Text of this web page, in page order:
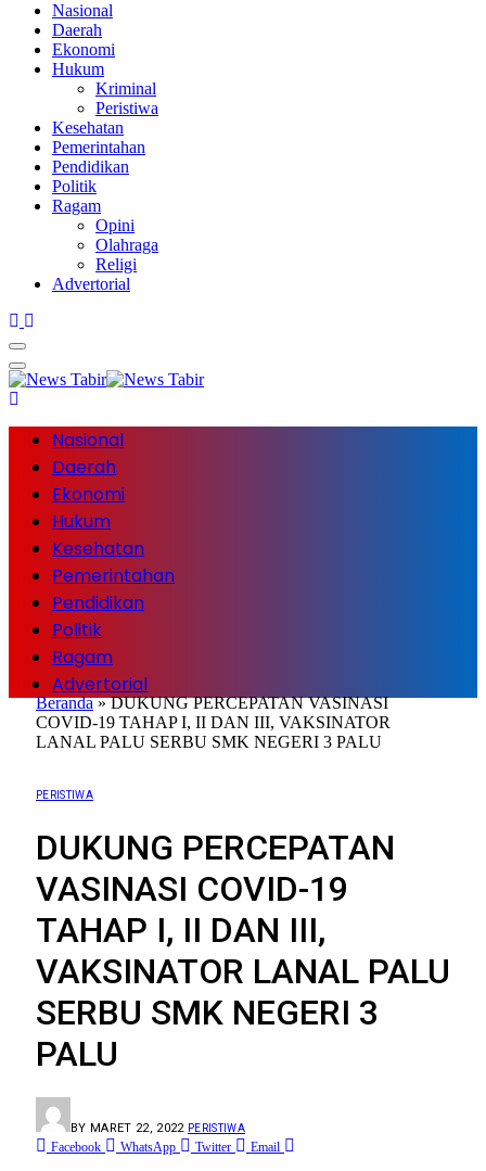
Nasional
Daerah
Ekonomi
Hukum
Kriminal
Peristiwa
Kesehatan
Pemerintahan
Pendidikan
Politik
Ragam
Opini
Olahraga
Religi
Advertorial
Nasional
Daerah
Ekonomi
Hukum
Kesehatan
Pemerintahan
Pendidikan
Politik
Ragam
Advertorial
Beranda»DUKUNG PERCEPATAN VASINASI
COVID-19 TAHAP I, II DAN III, VAKSINATOR
LANAL PALU SERBU SMK NEGERI 3 PALU
PERISTIWA
DUKUNG PERCEPATAN
VASINASI COVID-19
TAHAP I, II DAN III,
VAKSINATOR LANAL PALU
SERBU SMK NEGERI 3
PALU
BY MARET 22, 2022 PERISTIWA
Facebook WhatsApp Twitter Email